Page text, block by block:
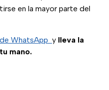
en la mayor parte del
WhatsApp y lleva la
mano.